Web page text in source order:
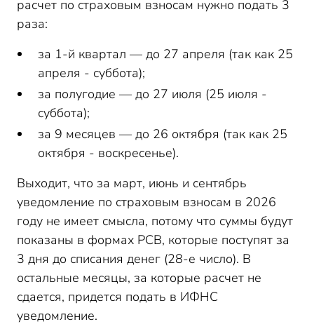
расчет по страховым взносам нужно подать 3
раза:
за 1-й квартал — до 27 апреля (так как 25
апреля - суббота);
за полугодие — до 27 июля (25 июля -
суббота);
за 9 месяцев — до 26 октября (так как 25
октября - воскресенье).
Выходит, что за март, июнь и сентябрь
уведомление по страховым взносам в 2026
году не имеет смысла, потому что суммы будут
показаны в формах РСВ, которые поступят за
3 дня до списания денег (28-е число). В
остальные месяцы, за которые расчет не
сдается, придется подать в ИФНС
уведомление.